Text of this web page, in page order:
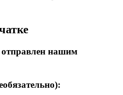
отправлен нашим